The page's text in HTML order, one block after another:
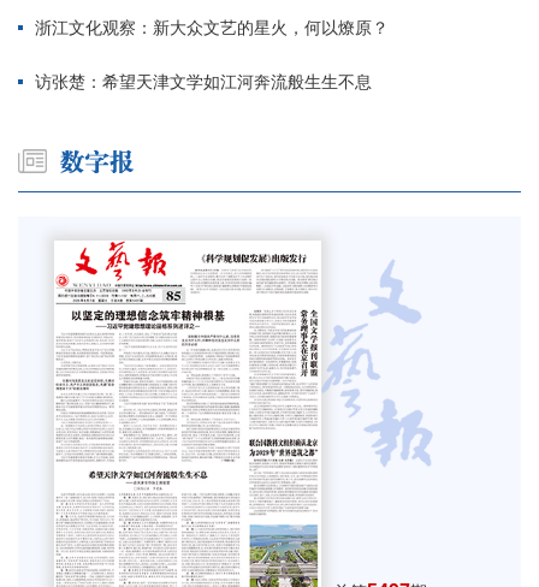
浙江文化观察：新大众文艺的星火，何以燎原？
访张楚：希望天津文学如江河奔流般生生不息